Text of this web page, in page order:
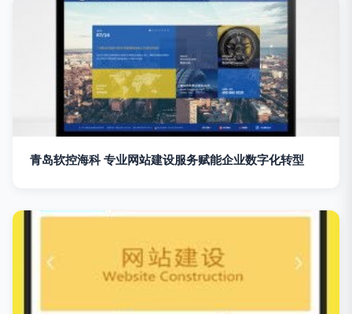
青岛软控海科 专业网站建设服务赋能企业数字化转型